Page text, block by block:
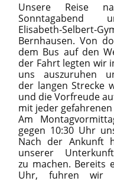
Unsere Reise
Bernhausen. Von
dem Bus auf den
der Fahrt legten wir
uns auszuruhen
der langen Strecke
und die Vorfreude
mit jeder gefahrenen
Am
gegen 10:30 Uhr
Nach der Ankunft
unserer
zu machen. Bereits
Uhr, fuhren wir